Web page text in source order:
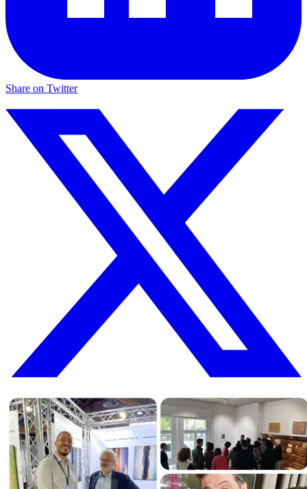
Share on Twitter